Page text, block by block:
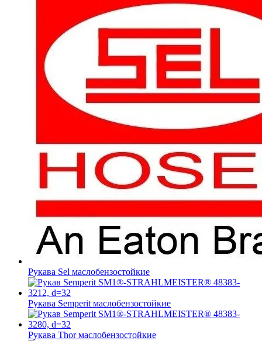
Рукава Sel маслобензостойкие
Рукава Semperit маслобензостойкие
Рукава Thorмаслобензостойкие